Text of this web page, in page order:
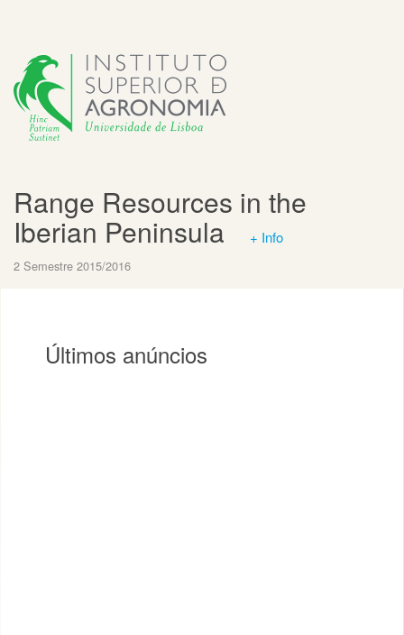
Range Resources in the
Iberian Peninsula + Info
2 Semestre 2015/2016
Últimos anúncios